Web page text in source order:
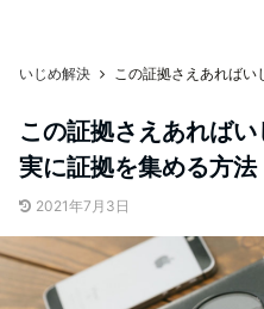
いじめ解決
この証拠さえあれば
実に証拠を集める方法
2021年7月3日